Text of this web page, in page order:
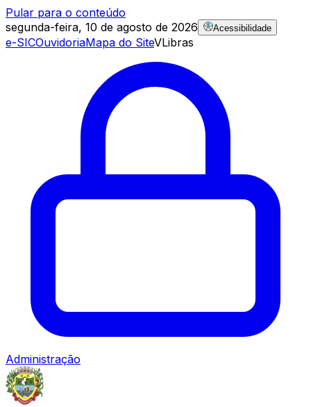
Pular para o conteúdo
segunda-feira, 10 de agosto de 2026
Acessibilidade
e-SICOuvidoriaMapa do SiteVLibras
Administração